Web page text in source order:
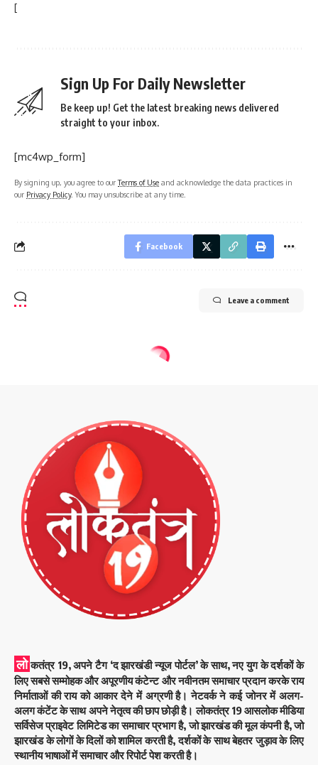
[
Sign Up For Daily Newsletter
Be keep up! Get the latest breaking news delivered
straight to your inbox.
[mc4wp_form]
By signing up, you agree to ourTerms of Use and acknowledge the data practices in
our Privacy Policy. You may unsubscribe at any time.
Facebook
Leave a comment
लो कतंत्र 19, अपने टैग ‘द झारखंडी न्यूज पोर्टल’ के साथ, नए युग के दर्शकों के
लिए सबसे सम्मोहक और अपूरणीय कंटेन्ट और नवीनतम समाचार प्रदान करके राय
निर्माताओं की राय को आकार देने में अग्रणी है। नेटवर्क ने कई जोनर में अलग-
अलग कंटेंट के साथ अपने नेतृत्व की छाप छोड़ी है। लोकतंत्र 19 आसलोक मीडिया
सर्विसेज प्राइवेट लिमिटेड का समाचार प्रभाग है, जो झारखंड की मूल कंपनी है, जो
झारखंड के लोगों के दिलों को शामिल करती है, दर्शकों के साथ बेहतर जुड़ाव के लिए
स्थानीय भाषाओं में समाचार और रिपोर्ट पेश करती है।